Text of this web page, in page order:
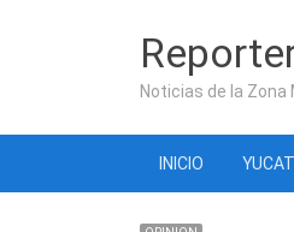
Noticias de la Zona
INICIO